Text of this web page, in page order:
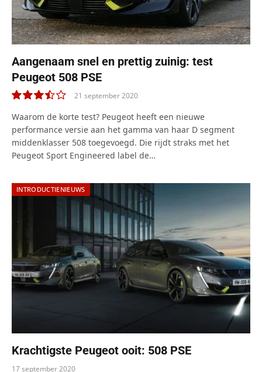
Aangenaam snel en prettig zuinig: test
Peugeot 508 PSE
7.0
21 september 2020
Waarom de korte test? Peugeot heeft een nieuwe
performance versie aan het gamma van haar D segment
middenklasser 508 toegevoegd. Die rijdt straks met het
Peugeot Sport Engineered label de…
INTRODUCTIENIEUWS
Krachtigste Peugeot ooit: 508 PSE
17 september 2020